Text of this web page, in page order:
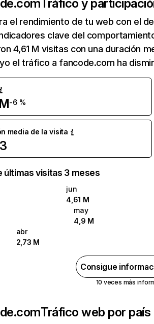
Tráfico y
el rendimiento de tu web con el
clave del
4,61 M visitas con una duración
el tráfico a fancode.com ha
-6 %
media de la visita
últimas visitas 3 meses
jun
4,61 M
may
4,9 M
abr
2,73 M
Consigue
10 veces más
Tráfico web por país